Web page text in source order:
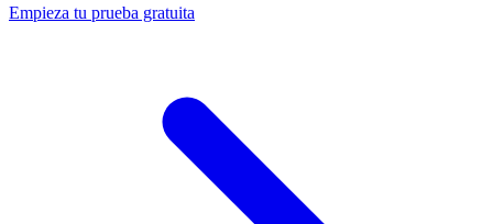
Empieza tu prueba gratuita